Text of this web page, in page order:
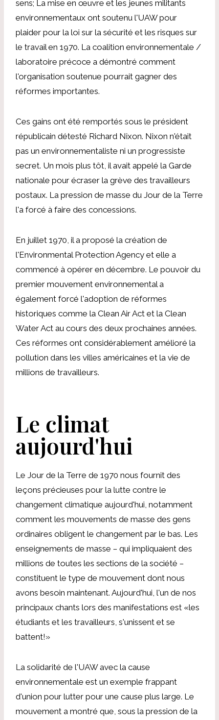
sens; La mise en œuvre et les jeunes militants
environnementaux ont soutenu l'UAW pour
plaider pour la loi sur la sécurité et les risques sur
le travail en 1970. La coalition environnementale /
laboratoire précoce a démontré comment
l'organisation soutenue pourrait gagner des
réformes importantes.
Ces gains ont été remportés sous le président
républicain détesté Richard Nixon. Nixon n'était
pas un environnementaliste ni un progressiste
secret. Un mois plus tôt, il avait appelé la Garde
nationale pour écraser la grève des travailleurs
postaux. La pression de masse du Jour de la Terre
l'a forcé à faire des concessions.
En juillet 1970, il a proposé la création de
l'Environmental Protection Agency et elle a
commencé à opérer en décembre. Le pouvoir du
premier mouvement environnemental a
également forcé l'adoption de réformes
historiques comme la Clean Air Act et la Clean
Water Act au cours des deux prochaines années.
Ces réformes ont considérablement amélioré la
pollution dans les villes américaines et la vie de
millions de travailleurs.
Le climat
aujourd'hui
Le Jour de la Terre de 1970 nous fournit des
leçons précieuses pour la lutte contre le
changement climatique aujourd'hui, notamment
comment les mouvements de masse des gens
ordinaires obligent le changement par le bas. Les
enseignements de masse – qui impliquaient des
millions de toutes les sections de la société –
constituent le type de mouvement dont nous
avons besoin maintenant. Aujourd'hui, l'un de nos
principaux chants lors des manifestations est «les
étudiants et les travailleurs, s'unissent et se
battent!»
La solidarité de l'UAW avec la cause
environnementale est un exemple frappant
d'union pour lutter pour une cause plus large. Le
mouvement a montré que, sous la pression de la